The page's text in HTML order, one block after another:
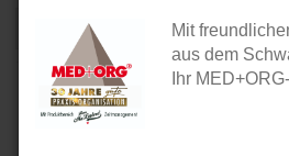
Mit
aus dem
Ihr MED+ORG-